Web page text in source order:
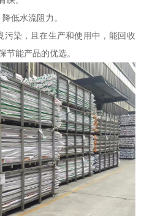
低水流阻力。
污染，且在生产和使用中，能回收
节能产品的优选。